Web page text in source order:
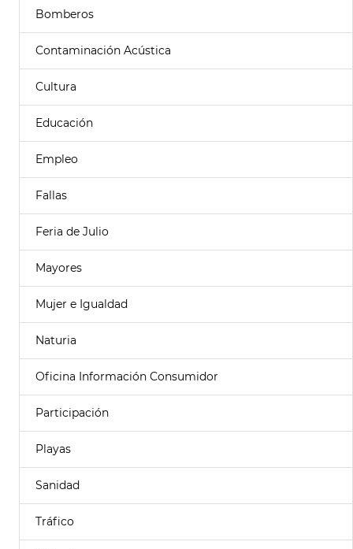
Bomberos
Contaminación Acústica
Cultura
Educación
Empleo
Fallas
Feria de Julio
Mayores
Mujer e Igualdad
Naturia
Oficina Información Consumidor
Participación
Playas
Sanidad
Tráfico